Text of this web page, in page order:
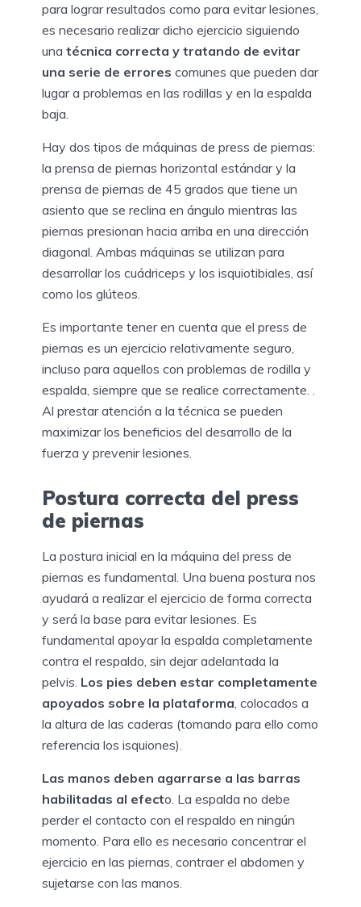
para lograr resultados como para evitar lesiones,
es necesario realizar dicho ejercicio siguiendo
una técnica correcta y tratando de evitar
una serie de errores comunes que pueden dar
lugar a problemas en las rodillas y en la espalda
baja.
Hay dos tipos de máquinas de press de piernas:
la prensa de piernas horizontal estándar y la
prensa de piernas de 45 grados que tiene un
asiento que se reclina en ángulo mientras las
piernas presionan hacia arriba en una dirección
diagonal. Ambas máquinas se utilizan para
desarrollar los cuádriceps y los isquiotibiales, así
como los glúteos.
Es importante tener en cuenta que el press de
piernas es un ejercicio relativamente seguro,
incluso para aquellos con problemas de rodilla y
espalda, siempre que se realice correctamente. .
Al prestar atención a la técnica se pueden
maximizar los beneficios del desarrollo de la
fuerza y ​​prevenir lesiones.
Postura correcta del press
de piernas
La postura inicial en la máquina del press de
piernas es fundamental. Una buena postura nos
ayudará a realizar el ejercicio de forma correcta
y será la base para evitar lesiones. Es
fundamental apoyar la espalda completamente
contra el respaldo, sin dejar adelantada la
pelvis. Los pies deben estar completamente
apoyados sobre la plataforma , colocados a
la altura de las caderas (tomando para ello como
referencia los isquiones).
Las manos deben agarrarse a las barras
habilitadas al efecto. La espalda no debe
perder el contacto con el respaldo en ningún
momento. Para ello es necesario concentrar el
ejercicio en las piernas, contraer el abdomen y
sujetarse con las manos.